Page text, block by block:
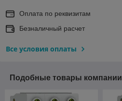
Оплата по реквизитам
Безналичный расчет
Все условия оплаты
Подобные товары компании